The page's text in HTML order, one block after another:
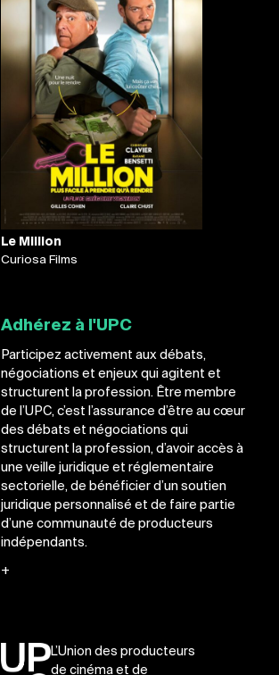
Le Million
Curiosa Films
Adhérez à l'UPC
Participez activement aux débats,
négociations et enjeux qui agitent et
structurent la profession. Être membre
de l’UPC, c’est l’assurance d’être au cœur
des débats et négociations qui
structurent la profession, d’avoir accès à
une veille juridique et réglementaire
sectorielle, de bénéficier d’un soutien
juridique personnalisé et de faire partie
d’une communauté de producteurs
indépendants.
+
L’Union des producteurs
de cinéma et de